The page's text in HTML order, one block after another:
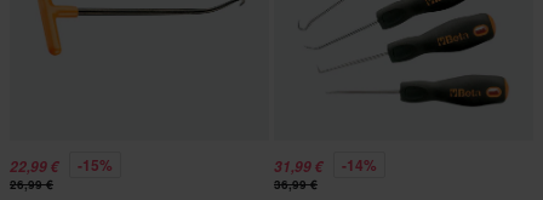
22,99 € -15%
26,99 €
31,99 € -14%
36,99 €